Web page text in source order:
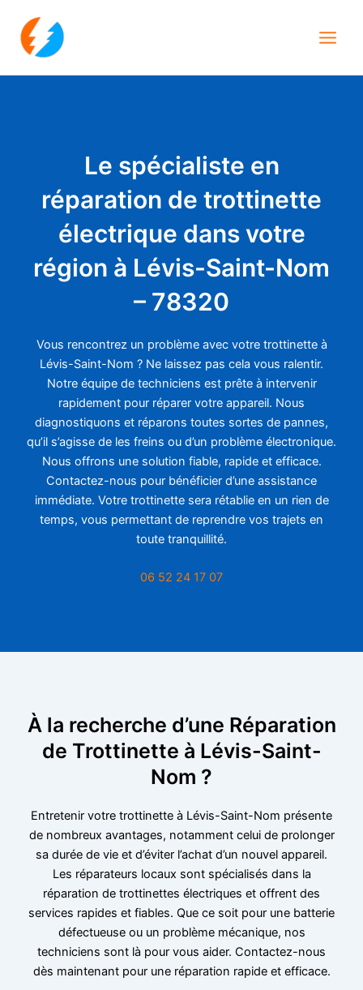
contenu
Le spécialiste en
réparation de trottinette
électrique dans votre
région à Lévis-Saint-Nom
– 78320
Vous rencontrez un problème avec votre trottinette à
Lévis-Saint-Nom ? Ne laissez pas cela vous ralentir.
Notre équipe de techniciens est prête à intervenir
rapidement pour réparer votre appareil. Nous
diagnostiquons et réparons toutes sortes de pannes,
qu’il s’agisse de les freins ou d’un problème électronique.
Nous offrons une solution fiable, rapide et efficace.
Contactez-nous pour bénéficier d’une assistance
immédiate. Votre trottinette sera rétablie en un rien de
temps, vous permettant de reprendre vos trajets en
toute tranquillité.
06 52 24 17 07
À la recherche d’une Réparation
de Trottinette à Lévis-Saint-
Nom ?
Entretenir votre trottinette à Lévis-Saint-Nom présente
de nombreux avantages, notamment celui de prolonger
sa durée de vie et d’éviter l’achat d’un nouvel appareil.
Les réparateurs locaux sont spécialisés dans la
réparation de trottinettes électriques et offrent des
services rapides et fiables. Que ce soit pour une batterie
défectueuse ou un problème mécanique, nos
techniciens sont là pour vous aider. Contactez-nous
dès maintenant pour une réparation rapide et efficace.